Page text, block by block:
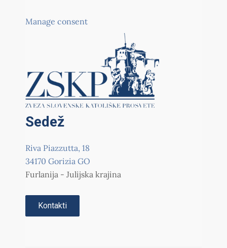
Manage consent
Sedež
Riva Piazzutta, 18
34170 Gorizia GO
Furlanija - Julijska krajina
Kontakti